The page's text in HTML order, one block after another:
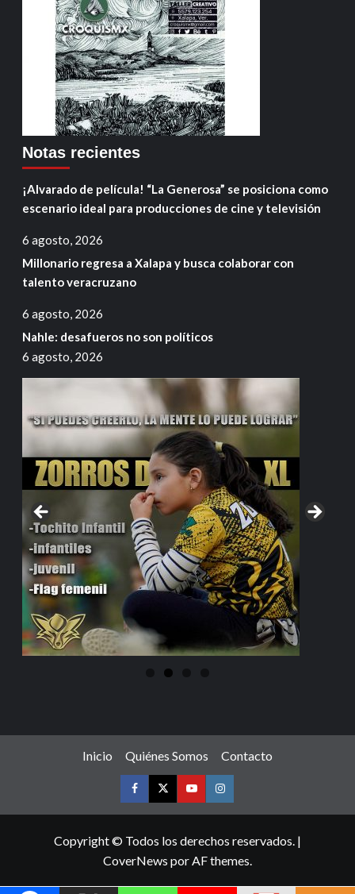
Notas recientes
¡Alvarado de película! “La Generosa” se posiciona como
escenario ideal para producciones de cine y televisión
6 agosto, 2026
Millonario regresa a Xalapa y busca colaborar con
talento veracruzano
6 agosto, 2026
Nahle: desafueros no son políticos
6 agosto, 2026
Inicio Quiénes Somos Contacto
Copyright © Todos los derechos reservados. |
CoverNews por AF themes.